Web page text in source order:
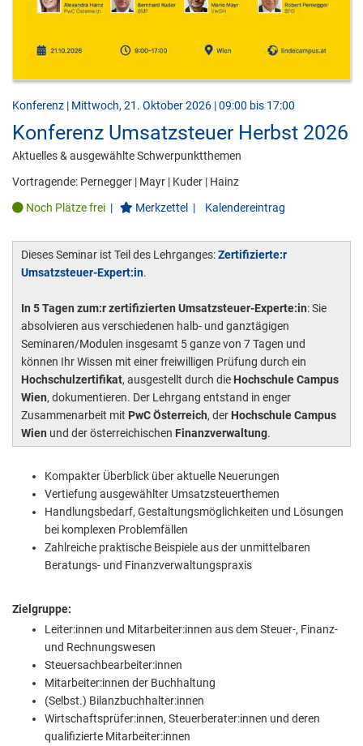
Konferenz | Mittwoch, 21. Oktober 2026 | 09:00 bis 17:00
Konferenz Umsatzsteuer Herbst 2026
Aktuelles & ausgewählte Schwerpunktthemen
Vortragende: Pernegger | Mayr | Kuder | Hainz
Noch Plätze frei | Merkzettel | Kalendereintrag
Dieses Seminar ist Teil des Lehrganges:Zertifizierte:r
Umsatzsteuer-Expert:in.
In 5 Tagen zum:r zertifizierten Umsatzsteuer-Experte:in: Sie
absolvieren aus verschiedenen halb- und ganztägigen
Seminaren/Modulen insgesamt 5 ganze von 7 Tagen und
können Ihr Wissen mit einer freiwilligen Prüfung durch ein
Hochschulzertifikat, ausgestellt durch die Hochschule Campus
Wien, dokumentieren. Der Lehrgang entstand in enger
Zusammenarbeit mit PwC Österreich, der Hochschule Campus
Wien und der österreichischen Finanzverwaltung.
Kompakter Überblick über aktuelle Neuerungen
Vertiefung ausgewählter Umsatzsteuerthemen
Handlungsbedarf, Gestaltungsmöglichkeiten und Lösungen
bei komplexen Problemfällen
Zahlreiche praktische Beispiele aus der unmittelbaren
Beratungs- und Finanzverwaltungspraxis
Zielgruppe:
Leiter:innen und Mitarbeiter:innen aus dem Steuer-, Finanz-
und Rechnungswesen
Steuersachbearbeiter:innen
Mitarbeiter:innen der Buchhaltung
(Selbst.) Bilanzbuchhalter:innen
Wirtschaftsprüfer:innen, Steuerberater:innen und deren
qualifizierte Mitarbeiter:innen